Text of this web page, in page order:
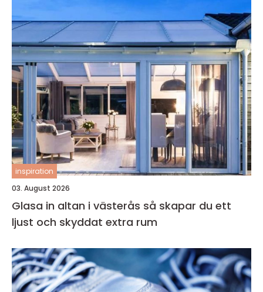
inspiration
03. August 2026
Glasa in altan i västerås så skapar du ett
ljust och skyddat extra rum